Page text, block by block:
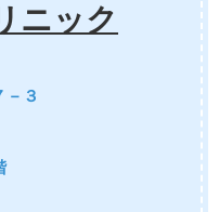
ニック
３